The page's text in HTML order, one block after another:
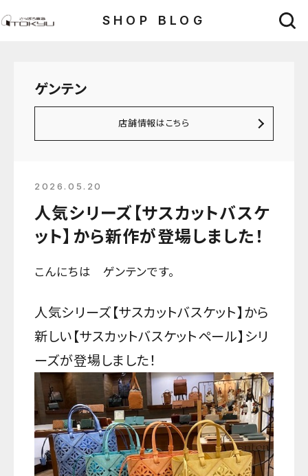
SHOP BLOG
ゲンテン
店舗情報はこちら
2026.05.20
人気シリーズ【サスカットバスケ
ット】から新作が登場しました！
こんにちは ゲンテンです。
人気シリーズ【サスカットバスケット】から
新しい【サスカットバスケットペール】シリ
ーズが登場しました！